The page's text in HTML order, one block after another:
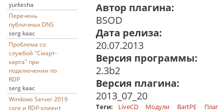
yurkesha
Перечень
публичных DNS
serg kaac
Проблема со
службой "Смарт-
карта" при
подключении по
RDP
serg kaac
Windows Server 2019
core и RDP-клиент
Автор плагина:
BSOD
Дата релиза:
20.07.2013
Версия программы:
2.3b2
Версия плагина:
2013_07_20
Теги: LiveCD Модули BartPE